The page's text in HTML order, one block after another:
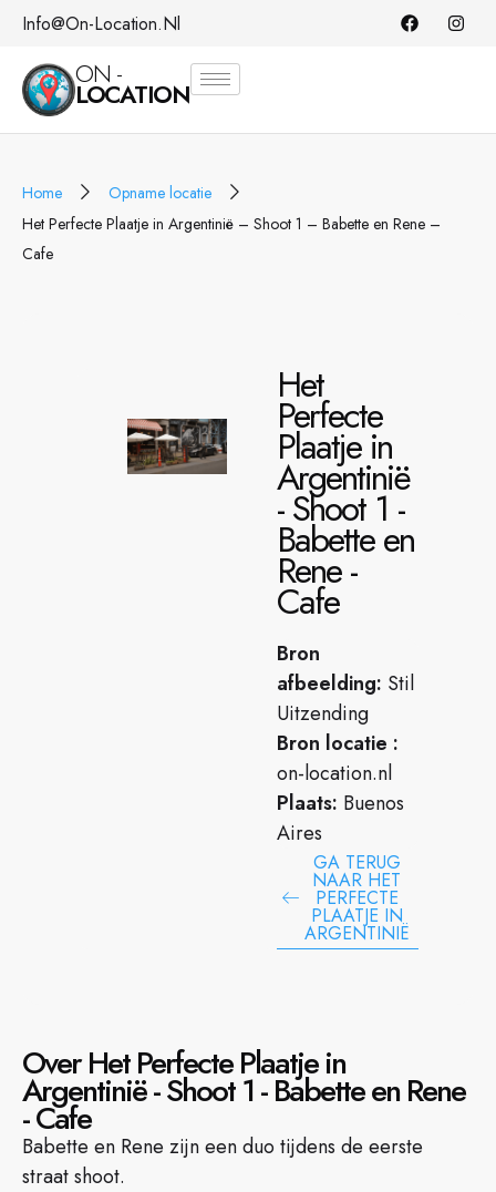
Info@on-Location.nl
ON -
LOCATION
Home
Opname locatie
Het Perfecte Plaatje in Argentinië – Shoot 1 – Babette en Rene –
Cafe
Het
Perfecte
Plaatje in
Argentinië
- Shoot 1 -
Babette en
Rene -
Cafe
Bron
afbeelding: Stil
Uitzending
Bron locatie :
on-location.nl
Plaats: Buenos
Aires
GA TERUG
NAAR HET
PERFECTE
PLAATJE IN
ARGENTINIË
Over Het Perfecte Plaatje in
Argentinië - Shoot 1 - Babette en Rene
- Cafe
Babette en Rene zijn een duo tijdens de eerste
straat shoot.